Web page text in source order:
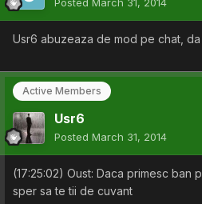
Usr6 abuzeaza de mod pe chat,
Active Members
Usr6
Posted March 31, 2014
(17:25:02) Oust: Daca primesc ban
sper sa te tii de cuvant